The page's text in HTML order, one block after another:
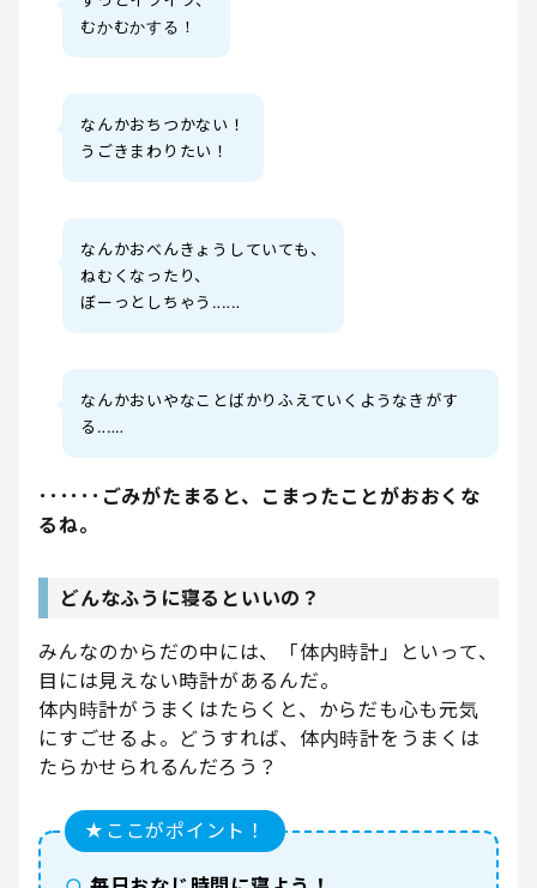
むかむかする！
なんかおちつかない！
うごきまわりたい！
なんかおべんきょうしていても、
ねむくなったり、
ぼーっとしちゃう‥‥‥
なんかおいやなことばかりふえていくようなきがす
る‥‥‥
･･････ごみがたまると、こまったことがおおくな
るね。
どんなふうに寝るといいの？
みんなのからだの中には、「体内時計」といって、
目には見えない時計があるんだ。
体内時計がうまくはたらくと、からだも心も元気
にすごせるよ。どうすれば、体内時計をうまくは
たらかせられるんだろう？
★ここがポイント！